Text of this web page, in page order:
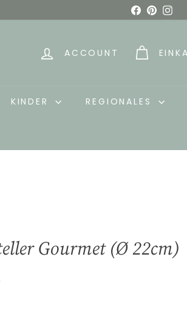
Facebook
ACCOUNT
KINDER REGIONALES
Gourmet (Ø 22cm)